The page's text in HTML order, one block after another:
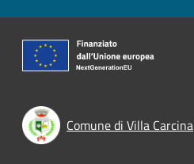
Comune di Villa Carcina